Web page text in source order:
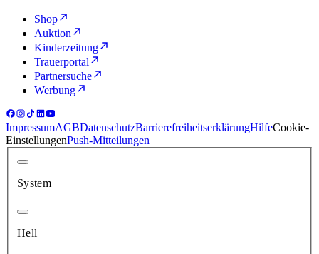
Shop
Auktion
Kinderzeitung
Trauerportal
Partnersuche
Werbung
ImpressumAGBDatenschutzBarrierefreiheitserklärungHilfeCookie-
EinstellungenPush-Mitteilungen
System
Hell